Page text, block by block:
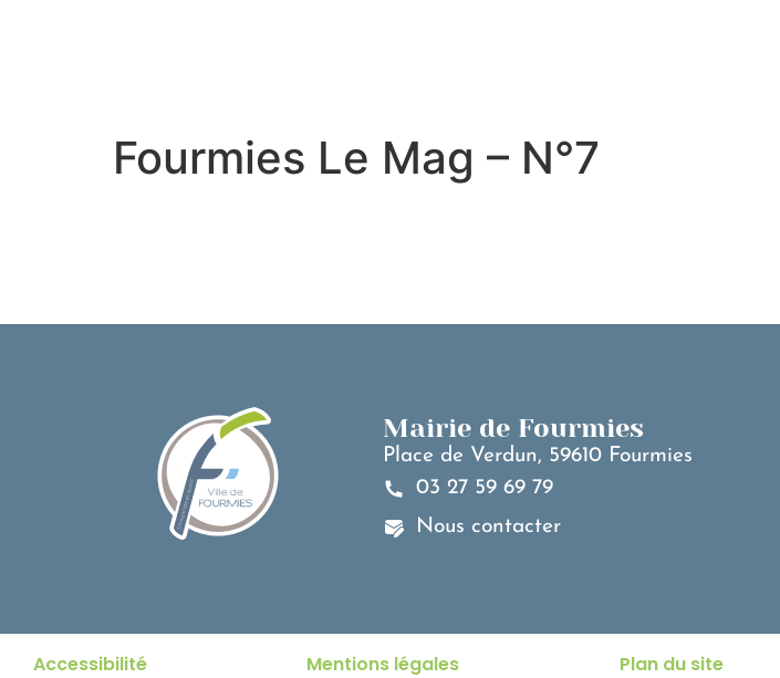
Fourmies Le Mag – N°7
Mairie de Fourmies
Place de Verdun, 59610 Fourmies
03 27 59 69 79
Nous contacter
Accessibilité Mentions légales Plan du site